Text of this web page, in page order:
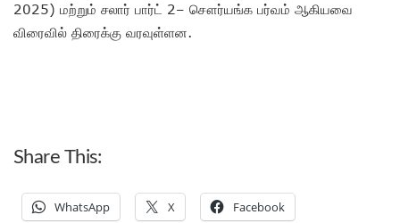
2025) மற்றும் சலார் பார்ட் 2– சௌர்யங்க பர்வம் ஆகியவை
விரைவில் திரைக்கு வரவுள்ளன.
Share This:
WhatsApp X Facebook